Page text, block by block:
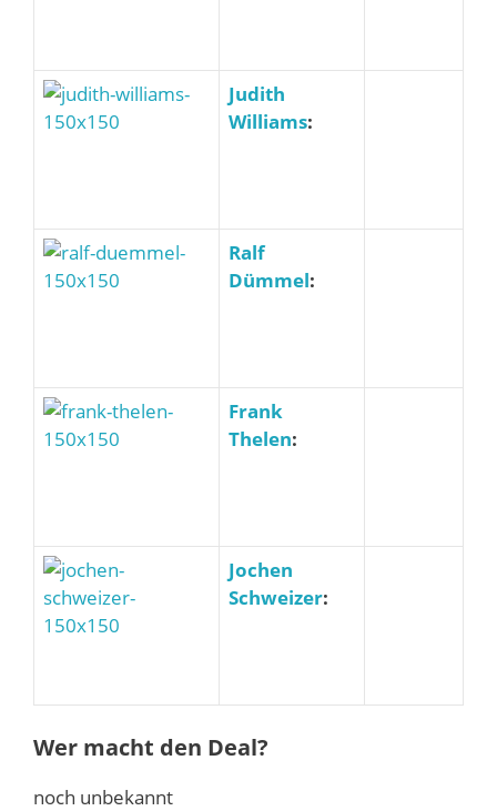
Judith
Williams:
Ralf
Dümmel:
Frank
Thelen:
Jochen
Schweizer:
Wer macht den Deal?
noch unbekannt